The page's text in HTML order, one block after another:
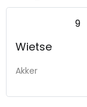
9
Wietse
Akker